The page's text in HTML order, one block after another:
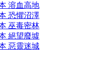
溶血高地
恐懼沼澤
巫毒密林
絕望廢墟
惡靈迷城